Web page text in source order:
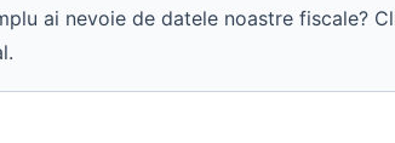
ai nevoie de datele noastre fiscale?